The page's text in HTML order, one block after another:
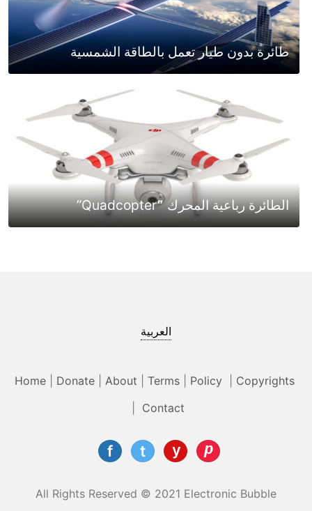
طائرة بدون طيار تعمل بالطاقة الشمسية
الطائرة رباعية المحرك “َQuadcopter”
العربية
Home| Donate| About Terms| Policy
Copyrights
Contact
All Rights Reserved © 2021 Electronic Bubble